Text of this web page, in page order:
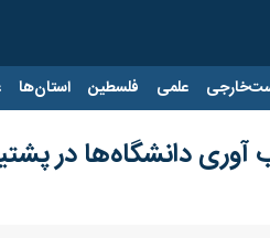
علمی فلسطین استان‌ها
آوری دانشگاه‌ها در